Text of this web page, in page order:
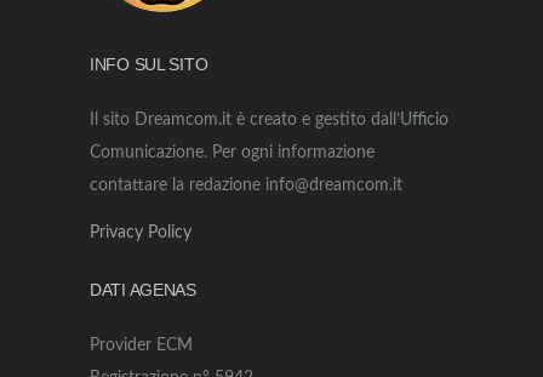
INFO SUL SITO
Il sito Dreamcom.it è creato e gestito dall’Ufficio
Comunicazione. Per ogni informazione
contattare la redazione info@dreamcom.it
Privacy Policy
DATI AGENAS
Provider ECM